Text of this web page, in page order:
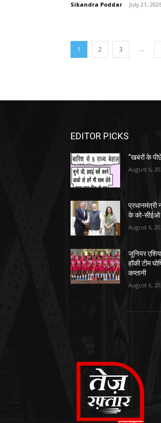
Sikandra Poddar - July 21,
1 2 3 ...
EDITOR PICKS
“खबरों के
August 6,
प्रधानमंत्री
के को-सीईओ
August 6,
जूनियर
हॉकी टीम
कप्तानी
August 6,